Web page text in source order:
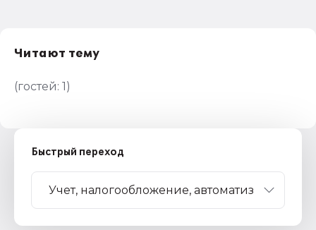
Читают тему
(гостей: 1)
Быстрый переход